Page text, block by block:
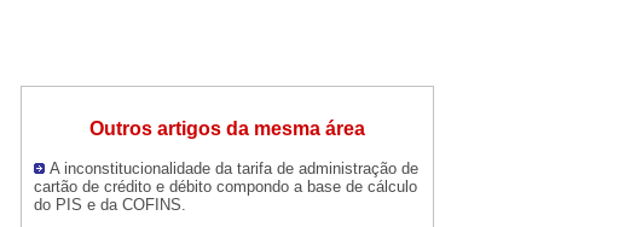
Outros artigos da mesma área
A inconstitucionalidade da tarifa de administração de
cartão de crédito e débito compondo a base de cálculo
do PIS e da COFINS.